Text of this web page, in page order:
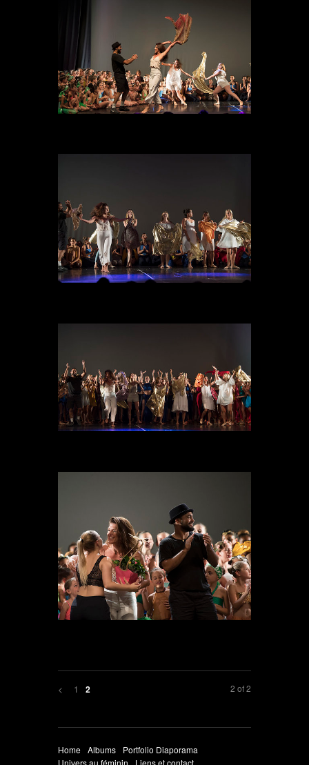
2 of 2
< 1 2
Home Albums
Portfolio Diaporama
Univers au féminin
Liens et contact